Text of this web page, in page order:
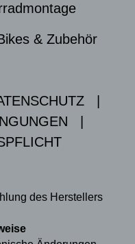
& Zubehör
des Herstellers